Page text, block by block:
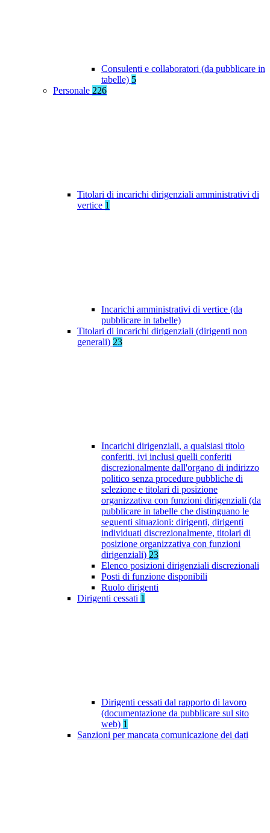
Consulenti e collaboratori (da pubblicare in
tabelle) 5
Personale 226
Titolari di incarichi dirigenziali amministrativi di
vertice 1
Incarichi amministrativi di vertice (da
pubblicare in tabelle)
Titolari di incarichi dirigenziali (dirigenti non
generali) 23
Incarichi dirigenziali, a qualsiasi titolo
conferiti, ivi inclusi quelli conferiti
discrezionalmente dall'organo di indirizzo
politico senza procedure pubbliche di
selezione e titolari di posizione
organizzativa con funzioni dirigenziali (da
pubblicare in tabelle che distinguano le
seguenti situazioni: dirigenti, dirigenti
individuati discrezionalmente, titolari di
posizione organizzativa con funzioni
dirigenziali) 23
Elenco posizioni dirigenziali discrezionali
Posti di funzione disponibili
Ruolo dirigenti
Dirigenti cessati 1
Dirigenti cessati dal rapporto di lavoro
(documentazione da pubblicare sul sito
web) 1
Sanzioni per mancata comunicazione dei dati